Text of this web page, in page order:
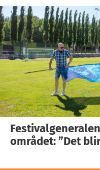
området: ”Det